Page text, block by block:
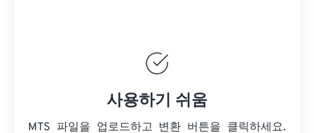
사용하기 쉬움
MTS 파일을 업로드하고 변환 버튼을 클릭하세요.